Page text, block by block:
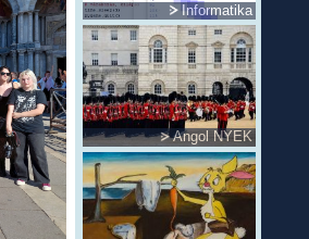
Informatika
Angol NYEK